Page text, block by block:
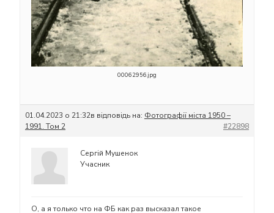
00062956.jpg
01.04.2023 о 21:32в відповідь на: Фотографії міста 1950 –
1991. Том 2
#22898
Сергій Мушенок
Учасник
О, а я только что на ФБ как раз высказал такое